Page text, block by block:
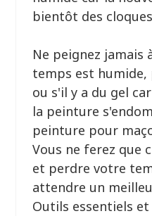
bientôt des
Ne peignez jamais
temps est
ou s'il y a du gel
la peinture
peinture pour
Vous ne ferez que
et perdre votre
attendre un
Outils essentiels et